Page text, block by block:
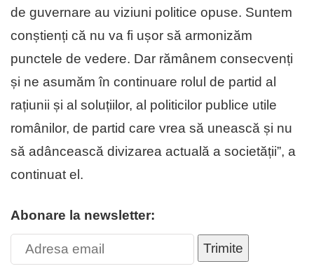
de guvernare au viziuni politice opuse. Suntem
conștienți că nu va fi ușor să armonizăm
punctele de vedere. Dar rămânem consecvenți
și ne asumăm în continuare rolul de partid al
rațiunii și al soluțiilor, al politicilor publice utile
românilor, de partid care vrea să unească și nu
să adâncească divizarea actuală a societății”, a
continuat el.
Abonare la newsletter:
Trimite